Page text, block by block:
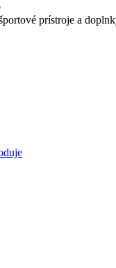
prístroje a